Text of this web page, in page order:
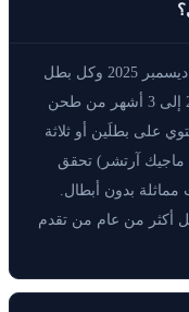
نعم — بشكل كبير. أُطلق نظام الأبطال في ديسمبر 2025 وكل بطل
يكلف 200 عملة بطل لفتحه، مما يمثل من 2 إلى 3 أشهر من طحن
على بطلَين أو ثلاثة
آرتشر) تحقق
بحسابات مماثلة بدون أبطال.
أكثر من عام من تقدم